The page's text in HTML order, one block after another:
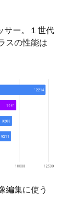
サー。１世代
スの性能は
編集に使う